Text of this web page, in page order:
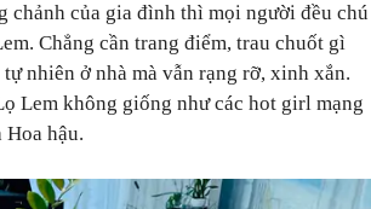
chảnh của gia đình thì mọi người đều chú
Chẳng cần trang điểm, trau chuốt gì
nhiên ở nhà mà vẫn rạng rỡ, xinh xắn.
Lem không giống như các hot girl mạng
Hoa hậu.